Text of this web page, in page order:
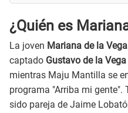
¿Quién es
La joven Mariana de la Vega
captado Gustavo de la Vega
mientras Maju Mantilla se
programa "Arriba mi gente".
sido pareja de Jaime